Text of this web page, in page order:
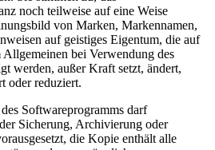
noch teilweise auf eine Weise
von Marken, Markennamen,
auf geistiges Eigentum, die auf
bei Verwendung des
werden, außer Kraft setzt, ändert,
oder reduziert.
Softwareprogramms darf
Sicherung, Archivierung oder
die Kopie enthält alle